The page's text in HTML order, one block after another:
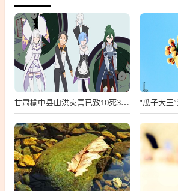
甘肃榆中县山洪灾害已致10死33失联 “瓜子大王